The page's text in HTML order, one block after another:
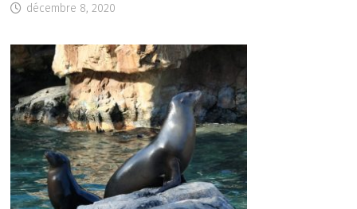
décembre 8, 2020